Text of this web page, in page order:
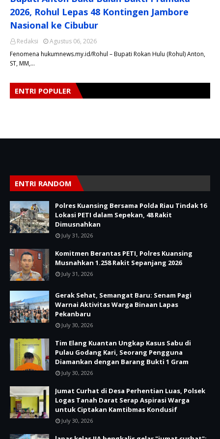
2026, Rohul Lepas 48 Kontingen Jambore
Nasional ke Cibubur
Redaksi
Agustus 06, 2026
​Fenomena hukumnews.my.id/Rohul – Bupati Rokan Hulu (Rohul) Anton,
ST, MM,…
ENTRI POPULER
ENTRI RANDOM
Polres Kuansing Bersama Polda Riau Tindak 16
Lokasi PETI dalam Sepekan, 48 Rakit
Dimusnahkan
July 31, 2026
Komitmen Berantas PETI, Polres Kuansing
Musnahkan 1.258 Rakit Sepanjang 2026
July 31, 2026
Gerak Sehat, Semangat Baru: Senam Pagi
Warnai Aktivitas Warga Binaan Lapas
Pekanbaru
July 30, 2026
Tim Elang Kuantan Ungkap Kasus Sabu di
Pulau Godang Kari, Seorang Pengguna
Diamankan dengan Barang Bukti 1 Gram
July 30, 2026
Jumat Curhat di Desa Perhentian Luas, Polsek
Logas Tanah Darat Serap Aspirasi Warga
untuk Ciptakan Kamtibmas Kondusif
July 30, 2026